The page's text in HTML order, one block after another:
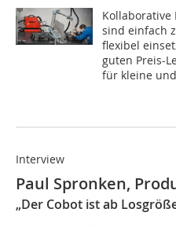
Kollaborative
sind einfach
flexibel
guten Preis-
für kleine
Interview
Paul Spronken,
„Der Cobot ist ab